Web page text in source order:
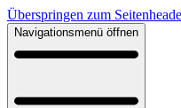
Überspringen zum
Navigationsmenü öffnen